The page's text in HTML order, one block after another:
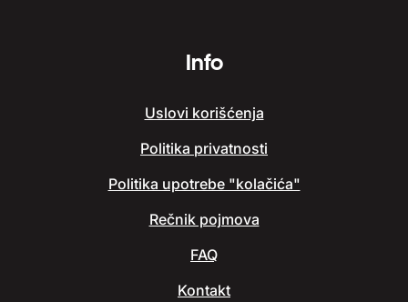
Info
Uslovi korišćenja
Politika privatnosti
Politika upotrebe "kolačića"
Rečnik pojmova
FAQ
Kontakt